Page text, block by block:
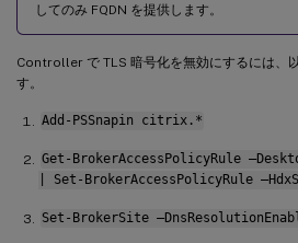
してのみ FQDN を提供します。
Controller で TLS 暗号化を無効にするには、
す。
Add-PSSnapin citrix.*
Get-BrokerAccessPolicyRule
| Set-BrokerAccessPolicyRule
Set-BrokerSite